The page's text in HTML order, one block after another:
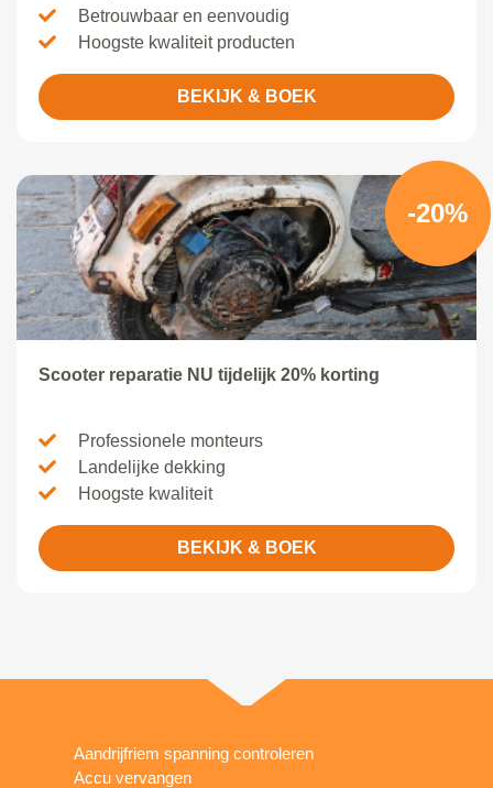
Betrouwbaar en eenvoudig
Hoogste kwaliteit producten
BEKIJK & BOEK
-20%
Scooter reparatie NU tijdelijk 20% korting
Professionele monteurs
Landelijke dekking
Hoogste kwaliteit
BEKIJK & BOEK
Aandrijfriem spanning controleren
Accu vervangen